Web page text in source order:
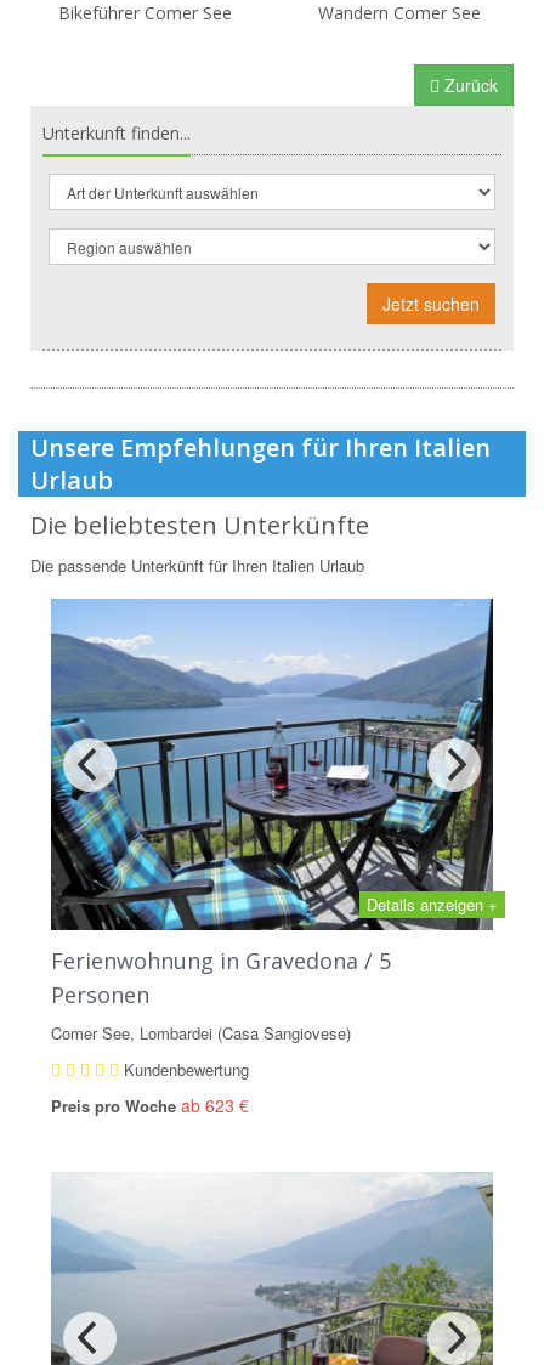
Bikeführer Comer See Wandern Comer See
Zurück
Unterkunft finden...
Jetzt suchen
Unsere Empfehlungen für Ihren Italien
Urlaub
Die beliebtesten Unterkünfte
Die passende Unterkünft für Ihren Italien Urlaub
Details anzeigen +
Ferienwohnung in Gravedona / 5
Personen
Comer See, Lombardei (Casa Sangiovese)
Kundenbewertung
Preis pro Woche ab 623 €